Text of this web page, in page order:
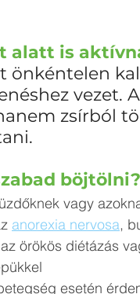
alatt is
önkéntelen
vezet.
zsírból
szabad böjtölni?
anorexia nervosa,